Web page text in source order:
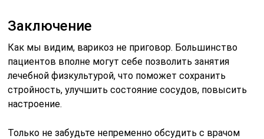
Заключение
Как мы видим, варикоз не приговор. Большинство
пациентов вполне могут себе позволить занятия
лечебной физкультурой, что поможет сохранить
стройность, улучшить состояние сосудов, повысить
настроение.
Только не забудьте непременно обсудить с врачом